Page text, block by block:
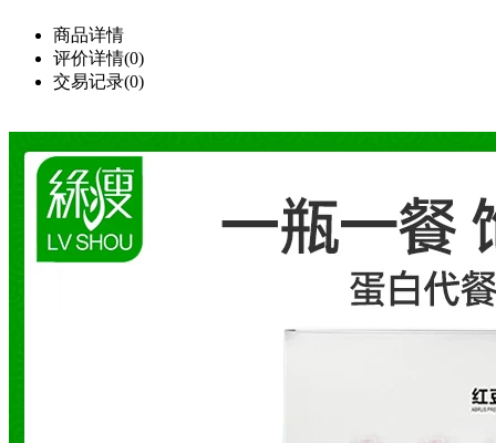
商品详情
评价详情(0)
交易记录(0)